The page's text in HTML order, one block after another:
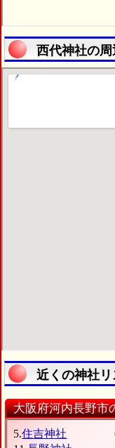
西代神社の周
近くの神社リ
大阪府河内長野市
5.住吉神社